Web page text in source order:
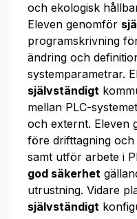
och ekologisk
Eleven genomför
programskrivning
ändring och
systemparametrar.
självständigt
mellan PLC-
och externt. Eleven
före drifttagning
samt utför arbete i
god säkerhet
utrustning. Vidare
självständigt